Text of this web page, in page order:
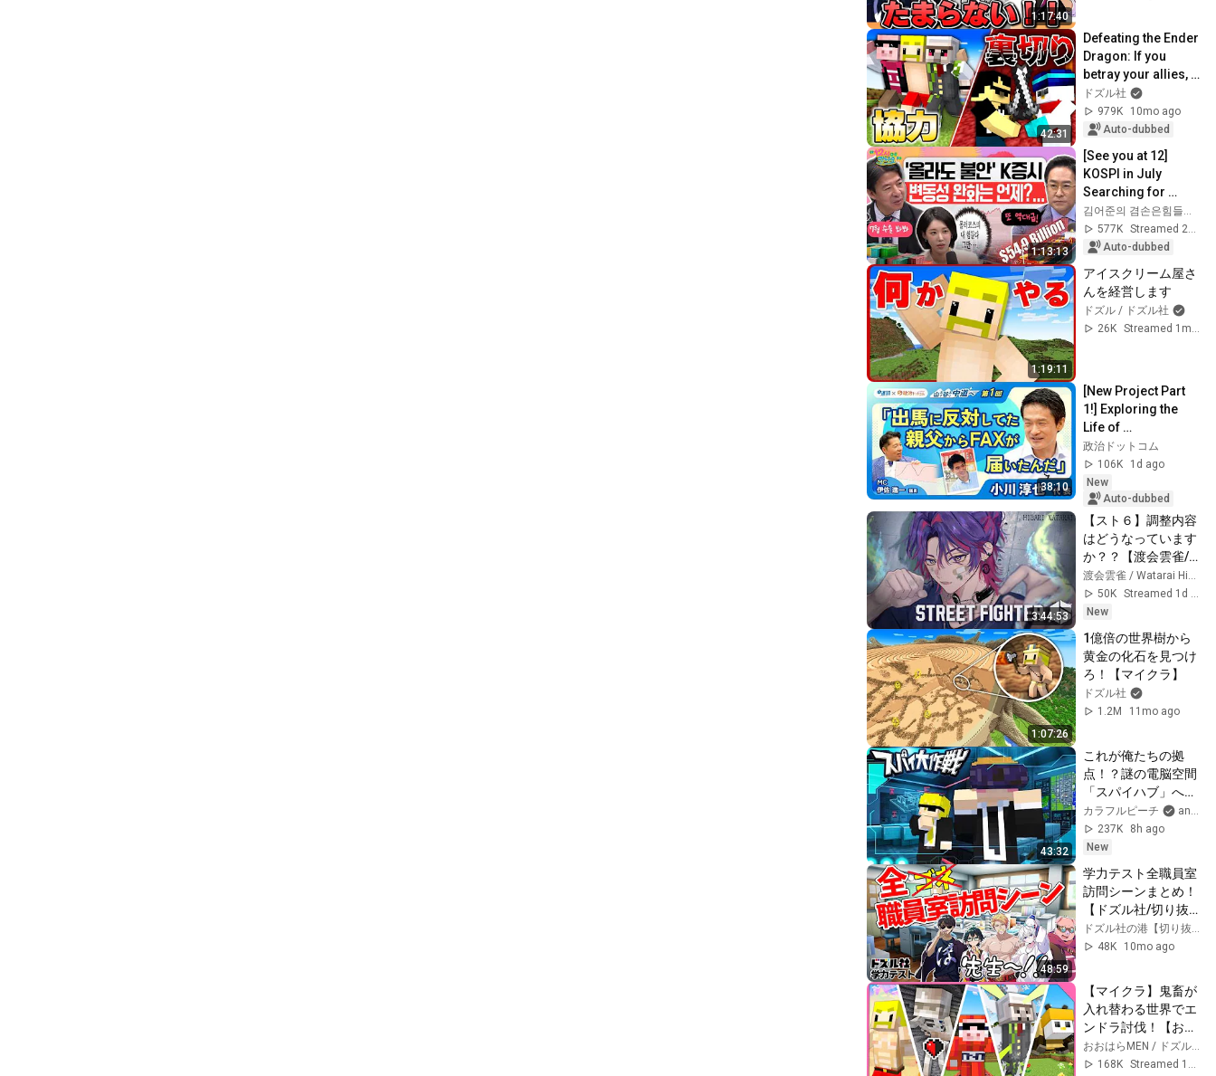
1:17:40
【切り抜き】
42:31
Defeating the Ender
Dragon: If you
betray your allies,
you can
immediately return
home [Minecraft]
ドズル社
979K
10mo ago
Auto-dubbed
1:13:13
[See you at 12]
KOSPI in July
Searching for
Direction! Starting
Up Today... Is This
the First Ste...
김어준의 겸손은힘들다 뉴스공장
577K
Streamed 2w ago
Auto-dubbed
1:19:11
アイスクリーム屋さ
んを経営します
ドズル / ドズル社
26K
Streamed 1mo ago
38:10
[New Project Part
1!] Exploring the
Life of
Representative
Junya Ogawa:
Despair on his 3rd
day as...
政治ドットコム
106K
1d ago
New
Auto-dubbed
3:44:53
【スト６】調整内容
はどうなっています
か？？【渡会雲雀/
にじさんじ】
渡会雲雀 / Watarai Hibari
50K
Streamed 1d ago
New
1:07:26
1億倍の世界樹から
黄金の化石を見つけ
ろ！【マイクラ】
ドズル社
1.2M
11mo ago
43:32
これが俺たちの拠
点！？謎の電脳空間
「スパイハブ」へ
【スパイ大作戦 4日
目】
カラフルピーチ
and PutiPuti＜P
237K
8h ago
New
48:59
学力テスト全職員室
訪問シーンまとめ！
【ドズル社/切り抜
き】
48K
10mo ago
【マイクラ】鬼畜が
入れ替わる世界でエ
ンドラ討伐！【おお
はらMEN視点】
168K